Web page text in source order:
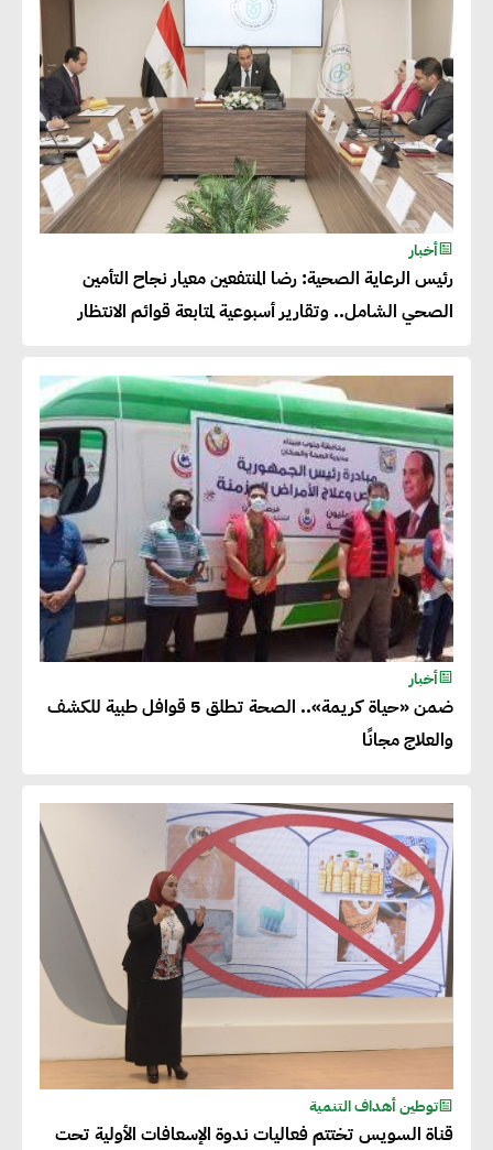
أخبار
رئيس الرعاية الصحية: رضا المنتفعين معيار نجاح التأمين
الصحي الشامل.. وتقارير أسبوعية لمتابعة قوائم الانتظار
أخبار
ضمن «حياة كريمة».. الصحة تطلق 5 قوافل طبية للكشف
والعلاج مجانًا
توطين أهداف التنمية
قناة السويس تختتم فعاليات ندوة الإسعافات الأولية تحت